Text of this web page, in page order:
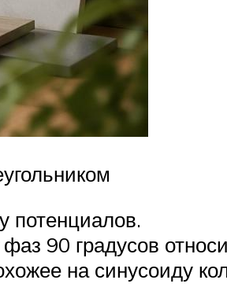
потенциалов.
90 градусов
на синусоиду